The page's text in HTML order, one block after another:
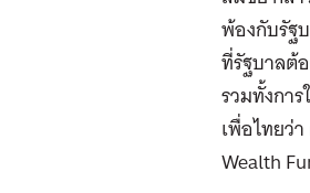
พ้องกับรัฐ
ที่รัฐบาลต้
รวมทั้งกา
เพื่อไทยว่
Wealth